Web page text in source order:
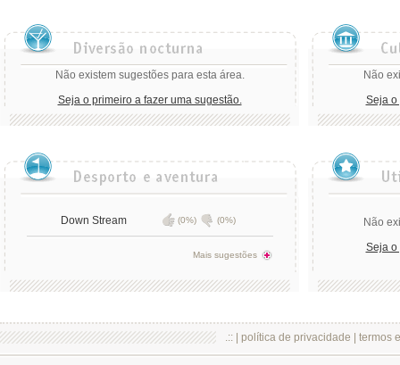
Não existem sugestões para esta área.
Seja o primeiro a fazer uma sugestão.
Não
Seja o
Down Stream (0%) (0%)
Mais sugestões
Não
Seja o
.:: | política de privacidade termos